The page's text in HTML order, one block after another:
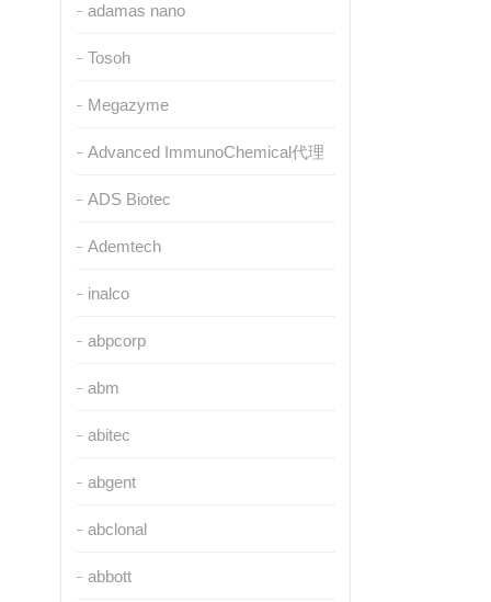
adamas nano
Tosoh
Megazyme
Advanced ImmunoChemical代理
ADS Biotec
Ademtech
inalco
abpcorp
abm
abitec
abgent
abclonal
abbott